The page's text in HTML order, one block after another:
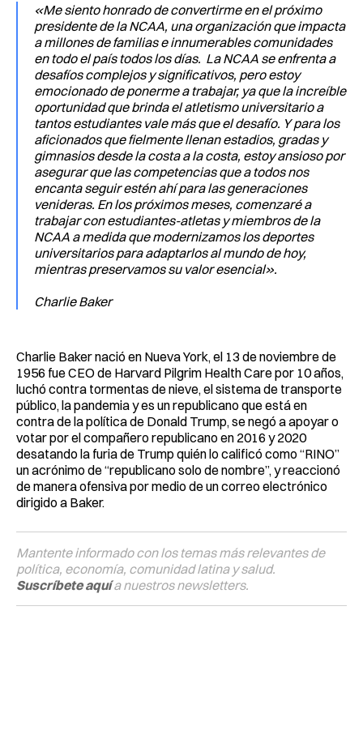
«Me siento honrado de convertirme en el próximo
presidente de la NCAA, una organización que impacta
a millones de familias e innumerables comunidades
en todo el país todos los días. La NCAA se enfrenta a
desafíos complejos y significativos, pero estoy
emocionado de ponerme a trabajar, ya que la increíble
oportunidad que brinda el atletismo universitario a
tantos estudiantes vale más que el desafío. Y para los
aficionados que fielmente llenan estadios, gradas y
gimnasios desde la costa a la costa, estoy ansioso por
asegurar que las competencias que a todos nos
encanta seguir estén ahí para las generaciones
venideras. En los próximos meses, comenzaré a
trabajar con estudiantes-atletas y miembros de la
NCAA a medida que modernizamos los deportes
universitarios para adaptarlos al mundo de hoy,
mientras preservamos su valor esencial».
Charlie Baker
Charlie Baker nació en Nueva York, el 13 de noviembre de
1956 fue CEO de Harvard Pilgrim Health Care por 10 años,
luchó contra tormentas de nieve, el sistema de transporte
público, la pandemia y es un republicano que está en
contra de la política de Donald Trump, se negó a apoyar o
votar por el compañero republicano en 2016 y 2020
desatando la furia de Trump quién lo calificó como “RINO”
un acrónimo de “republicano solo de nombre”, y reaccionó
de manera ofensiva por medio de un correo electrónico
dirigido a Baker.
Mantente informado con los temas más relevantes de
política, economía, comunidad latina y salud.
Suscríbete aquía nuestros newsletters.